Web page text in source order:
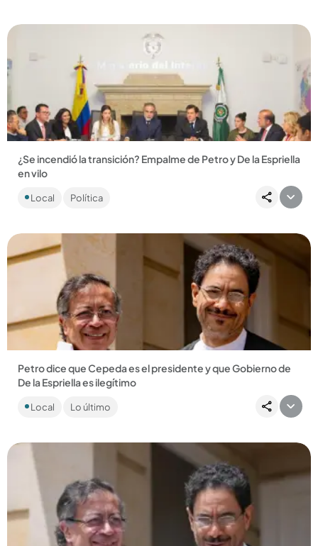
Compartir Noticia
¿Se incendió la transición? Empalme de Petro y De la Espriella
en vilo
La transición presidencial es hoy una bomba de tiempo. Entre
acusaciones de golpe de Estado, sillas vacías y
Local Política
Compartir Noticia
Petro dice que Cepeda es el presidente y que Gobierno de
De la Espriella es ilegítimo
elecciones hubo irregularidades en servidores IP que están
Local Lo último
Compartir Noticia